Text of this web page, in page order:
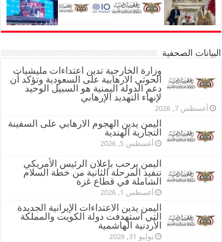
البيانات الصحفية
وزارة الخارجية تدين اعتداءات مليشيات
الحوثي الارهابية على السعودية وتؤكد أن
دعم الدولة اليمنية هو السبيل الوحيد
لإنهاء التهديد الإرهابي
أغسطس 7, 2026
اليمن يدين الهجوم الارهابي على السفينة
التجارية الهندية
أغسطس 5, 2026
اليمن يرحب بإعلان الرئيس الأمريكي
تنفيذ المرحلة الثانية من خطة السلام
الشاملة في قطاع غزة
أغسطس 1, 2026
اليمن يدين الاعتداءات الإيرانية الجديدة
التي استهدفت دولة الكويت والمملكة
الأردنية الهاشمية
يوليو 31, 2026